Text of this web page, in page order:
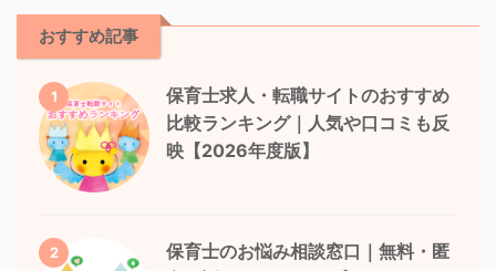
おすすめ記事
1
保育士求人・転職サイトのおすすめ
比較ランキング｜人気や口コミも反
映【2026年度版】
2
保育士のお悩み相談窓口｜無料・匿